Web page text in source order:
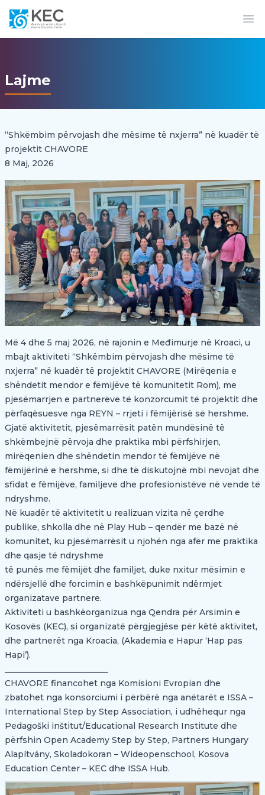
Lajme
“Shkëmbim përvojash dhe mësime të nxjerra” në kuadër të
projektit CHAVORE
8 Maj, 2026
Më 4 dhe 5 maj 2026, në rajonin e Međimurje në Kroaci, u
mbajt aktiviteti “Shkëmbim përvojash dhe mësime të
nxjerra” në kuadër të projektit CHAVORE (Mirëqenia e
shëndetit mendor e fëmijëve të komunitetit Rom), me
pjesëmarrjen e partnerëve të konzorcumit të projektit dhe
përfaqësuesve nga REYN – rrjeti i fëmijërisë së hershme.
Gjatë aktivitetit, pjesëmarrësit patën mundësinë të
shkëmbejnë përvoja dhe praktika mbi përfshirjen,
mirëqenien dhe shëndetin mendor të fëmijëve në
fëmijërinë e hershme, si dhe të diskutojnë mbi nevojat dhe
sfidat e fëmijëve, familjeve dhe profesionistëve në vende të
ndryshme.
Në kuadër të aktivitetit u realizuan vizita në çerdhe
publike, shkolla dhe në Play Hub – qendër me bazë në
komunitet, ku pjesëmarrësit u njohën nga afër me praktika
dhe qasje të ndryshme
të punës me fëmijët dhe familjet, duke nxitur mësimin e
ndërsjellë dhe forcimin e bashkëpunimit ndërmjet
organizatave partnere.
Aktiviteti u bashkëorganizua nga Qendra për Arsimin e
Kosovës (KEC), si organizatë përgjegjëse për këtë aktivitet,
dhe partnerët nga Kroacia, (Akademia e Hapur ‘Hap pas
Hapi’).
CHAVORE financohet nga Komisioni Evropian dhe
zbatohet nga konsorciumi i përbërë nga anëtarët e ISSA –
International Step by Step Association, i udhëhequr nga
Pedagoški inštitut/Educational Research Institute dhe
përfshin Open Academy Step by Step, Partners Hungary
Alapítvány, Skoladokoran – Wideopenschool, Kosova
Education Center – KEC dhe ISSA Hub.